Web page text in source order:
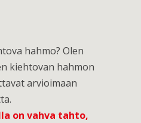
hahmo? Olen
kiehtovan hahmon
arvioimaan
on vahva tahto,